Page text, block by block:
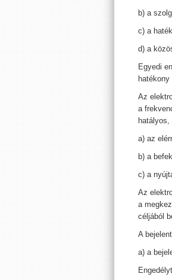
b) a
c) a
d) a
Egyedi
Az
a
a) az
b) a
c) a
Az
a
céljából
A
a) a